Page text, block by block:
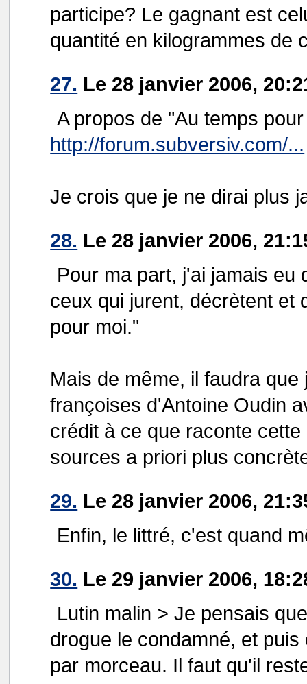
participe? Le gagnant est
quantité en kilogrammes de
27. Le 28 janvier 2006,
A propos de "Au temps
http://forum.subversiv.com/...
Je crois que je ne dirai plus
28. Le 28 janvier 2006,
Pour ma part, j'ai jamais eu
ceux qui jurent, décrètent et
pour moi."
Mais de même, il faudra
françoises d'Antoine Oudin
crédit à ce que raconte
sources a priori plus
29. Le 28 janvier 2006,
Enfin, le littré, c'est quand
30. Le 29 janvier 2006,
Lutin malin > Je pensais
drogue le condamné, et
par morceau. Il faut qu'il